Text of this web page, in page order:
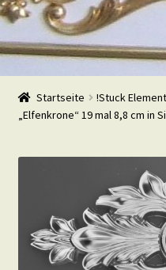
Navigation
Zum
Inhalt
Start
Shop
Warenkorb
Kasse
Startseite !Stuck
„Elfenkrone“ 19 mal 8,8 cm in